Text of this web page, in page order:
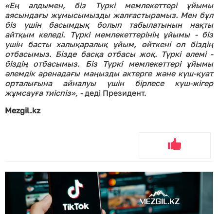
«Ең алдымен, біз Түркі мемлекеттері ұйымы
аясындағы жұмысымызды жалғастырамыз. Мен бұл
біз үшін басымдық болып табылатынын нақты
айтқым келеді. Түркі мемлекеттерінің ұйымы - біз
үшін басты халықаралық ұйым, өйткені ол біздің
отбасымыз. Бізде басқа отбасы жоқ. Түркі әлемі -
біздің отбасымыз. Біз Түркі мемлекеттері ұйымы
әлемдік аренадағы маңызды актерге және күш-қуат
орталығына айналуы үшін бірлесе күш-жігер
жұмсауға тиіспіз», -деді Президент.
Mezgil.kz